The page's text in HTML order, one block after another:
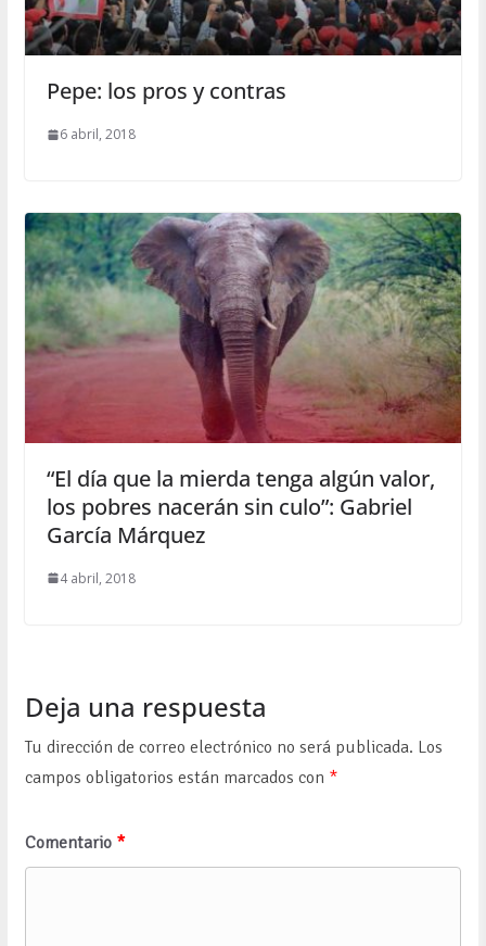
Pepe: los pros y contras
6 abril, 2018
“El día que la mierda tenga algún valor,
los pobres nacerán sin culo”: Gabriel
García Márquez
4 abril, 2018
Deja una respuesta
Tu dirección de correo electrónico no será publicada. Los
campos obligatorios están marcados con *
Comentario *